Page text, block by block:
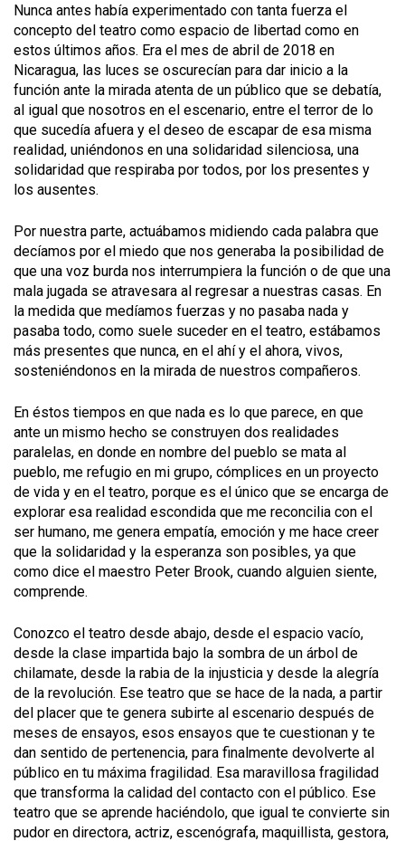
Nunca antes había experimentado con tanta fuerza el
concepto del teatro como espacio de libertad como en
estos últimos años. Era el mes de abril de 2018 en
Nicaragua, las luces se oscurecían para dar inicio a la
función ante la mirada atenta de un público que se debatía,
al igual que nosotros en el escenario, entre el terror de lo
que sucedía afuera y el deseo de escapar de esa misma
realidad, uniéndonos en una solidaridad silenciosa, una
solidaridad que respiraba por todos, por los presentes y
los ausentes.
Por nuestra parte, actuábamos midiendo cada palabra que
decíamos por el miedo que nos generaba la posibilidad de
que una voz burda nos interrumpiera la función o de que una
mala jugada se atravesara al regresar a nuestras casas. En
la medida que medíamos fuerzas y no pasaba nada y
pasaba todo, como suele suceder en el teatro, estábamos
más presentes que nunca, en el ahí y el ahora, vivos,
sosteniéndonos en la mirada de nuestros compañeros.
En éstos tiempos en que nada es lo que parece, en que
ante un mismo hecho se construyen dos realidades
paralelas, en donde en nombre del pueblo se mata al
pueblo, me refugio en mi grupo, cómplices en un proyecto
de vida y en el teatro, porque es el único que se encarga de
explorar esa realidad escondida que me reconcilia con el
ser humano, me genera empatía, emoción y me hace creer
que la solidaridad y la esperanza son posibles, ya que
como dice el maestro Peter Brook, cuando alguien siente,
comprende.
Conozco el teatro desde abajo, desde el espacio vacío,
desde la clase impartida bajo la sombra de un árbol de
chilamate, desde la rabia de la injusticia y desde la alegría
de la revolución. Ese teatro que se hace de la nada, a partir
del placer que te genera subirte al escenario después de
meses de ensayos, esos ensayos que te cuestionan y te
dan sentido de pertenencia, para finalmente devolverte al
público en tu máxima fragilidad. Esa maravillosa fragilidad
que transforma la calidad del contacto con el público. Ese
teatro que se aprende haciéndolo, que igual te convierte sin
pudor en directora, actriz, escenógrafa, maquillista, gestora,